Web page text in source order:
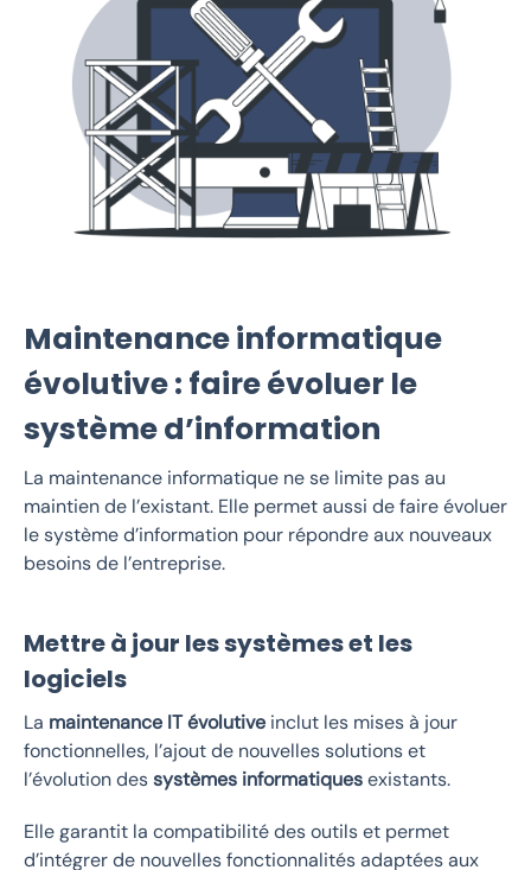
Maintenance informatique
évolutive : faire évoluer le
système d’information
La maintenance informatique ne se limite pas au
maintien de l’existant. Elle permet aussi de faire évoluer
le système d’information pour répondre aux nouveaux
besoins de l’entreprise.
Mettre à jour les systèmes et les
logiciels
La maintenance IT évolutive inclut les mises à jour
fonctionnelles, l’ajout de nouvelles solutions et
l’évolution dessystèmes informatiquesexistants.
Elle garantit la compatibilité des outils et permet
d’intégrer de nouvelles fonctionnalités adaptées aux